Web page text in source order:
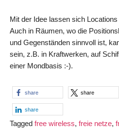
Mit der Idee lassen sich
Auch in Räumen, wo die
und Gegenständen sinnvoll ist,
sein, z.B. in Kraftwerken, auf
einer Mondbasis :-).
share share
share
Tagged free wireless, freie netze,